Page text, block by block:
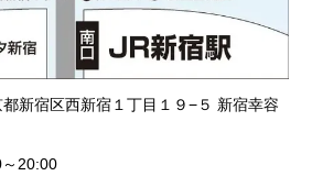
新宿区西新宿１丁目１９−５ 新宿幸容
20:00